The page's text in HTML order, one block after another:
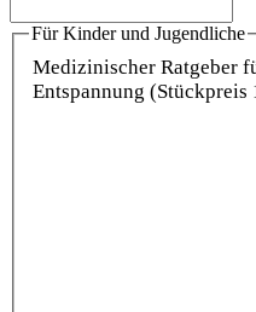
Für Kinder und Jugendliche
Medizinischer Ratgeber
Entspannung